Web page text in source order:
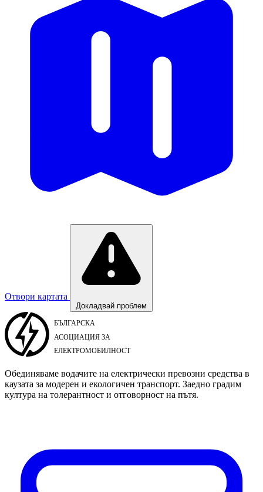
Отвори картата
Докладвай проблем
Обединяваме водачите на електрически превозни средства в
каузата за модерен и екологичен транспорт. Заедно градим
култура на толерантност и отговорност на пътя.